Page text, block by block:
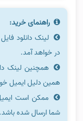
راهنمای خرید:
لینک دانلود
در خواهد آمد.
همچنین لینک
همین دلیل ایمیل
شما ارسال شده باشد.